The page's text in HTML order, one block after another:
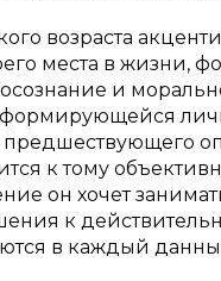
возраста
места в жизни,
и
предшествующего
к тому
он хочет
к
в каждый